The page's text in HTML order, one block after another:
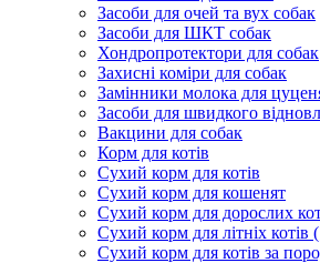
Засоби для очей та вух собак
Засоби для ШКТ собак
Хондропротектори для собак
Захисні коміри для собак
Замінники молока для
Засоби для швидкого
Вакцини для собак
Корм для котів
Сухий корм для котів
Сухий корм для кошенят
Сухий корм для дорослих
Сухий корм для літніх котів
Сухий корм для котів за